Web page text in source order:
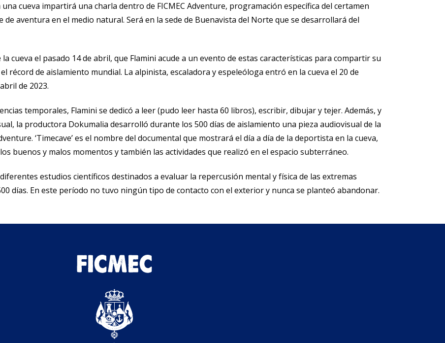
cueva impartirá una charla dentro de FICMEC Adventure, programación específica del certamen
aventura en el medio natural. Será en la sede de Buenavista del Norte que se desarrollará del
cueva el pasado 14 de abril, que Flamini acude a un evento de estas características para compartir su
récord de aislamiento mundial. La alpinista, escaladora y espeleóloga entró en la cueva el 20 de
de 2023.
temporales, Flamini se dedicó a leer (pudo leer hasta 60 libros), escribir, dibujar y tejer. Además, y
la productora Dokumalia desarrolló durante los 500 días de aislamiento una pieza audiovisual de la
‘Timecave’ es el nombre del documental que mostrará el día a día de la deportista en la cueva,
buenos y malos momentos y también las actividades que realizó en el espacio subterráneo.
estudios científicos destinados a evaluar la repercusión mental y física de las extremas
días. En este período no tuvo ningún tipo de contacto con el exterior y nunca se planteó abandonar.